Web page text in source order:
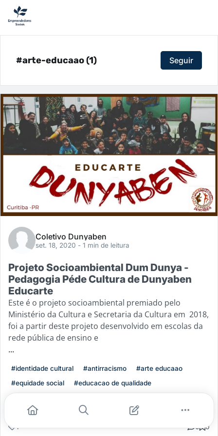
#arte-educaao (1) Seguir
Coletivo Dunyaben
set. 18, 2020 - 1 min de leitura
Projeto Socioambiental Dum Dunya -
Pedagogia Péde Cultura de Dunyaben
Educarte
Este é o projeto socioambiental premiado pelo
Ministério da Cultura e Secretaria da Cultura em 2018,
foi a partir deste projeto desenvolvido em escolas da
rede pública de ensino e
...
#identidade cultural #antirracismo
#arte educaao
#equidade social
#educacao de qualidade
Leia mais
1 0 0